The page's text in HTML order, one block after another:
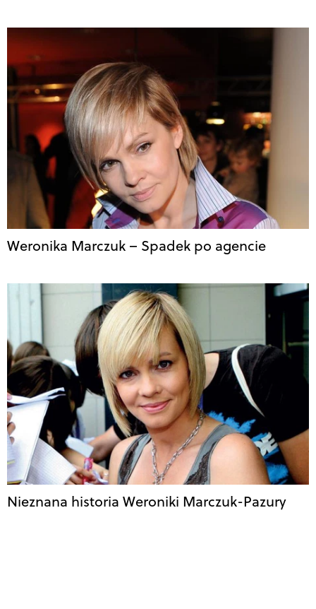
Weronika Marczuk – Spadek po agencie
Nieznana historia Weroniki Marczuk-Pazury